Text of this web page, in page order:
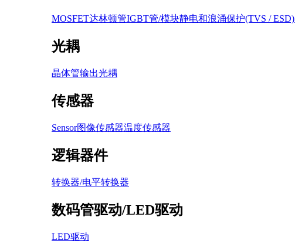
MOSFET达林顿管IGBT管/模块静电和浪涌保护(TVS / ESD)
光耦
晶体管输出光耦
传感器
Sensor图像传感器温度传感器
逻辑器件
转换器/电平转换器
数码管驱动/LED驱动
LED驱动